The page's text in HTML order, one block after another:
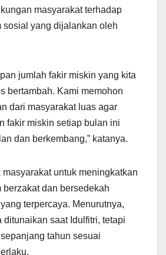
masyarakat terhadap
sosial yang dijalankan oleh
jumlah fakir miskin yang kita
bertambah. Kami memohon
dari masyarakat luas agar
fakir miskin setiap bulan ini
dan berkembang,” katanya.
masyarakat untuk meningkatkan
berzakat dan bersedekah
terpercaya. Menurutnya,
ditunaikan saat Idulfitri, tetapi
tahun sesuai